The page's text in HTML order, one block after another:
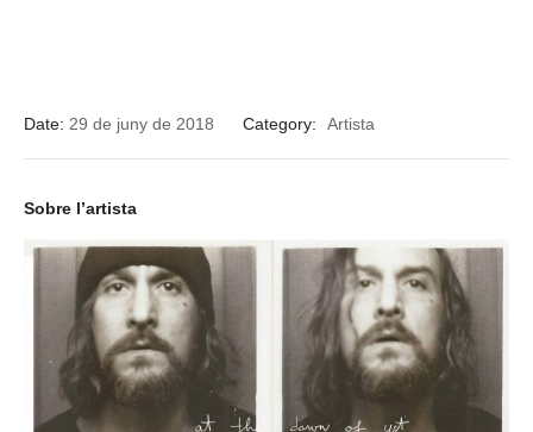
Date: 29 de juny de 2018 Category: Artista
Sobre l’artista